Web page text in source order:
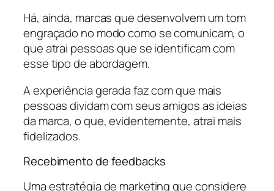
Há, ainda, marcas que desenvolvem um tom
engraçado no modo como se comunicam, o
que atrai pessoas que se identificam com
esse tipo de abordagem.
A experiência gerada faz com que mais
pessoas dividam com seus amigos as ideias
da marca, o que, evidentemente, atrai mais
fidelizados.
Recebimento de feedbacks
Uma estratégia de marketing que considere